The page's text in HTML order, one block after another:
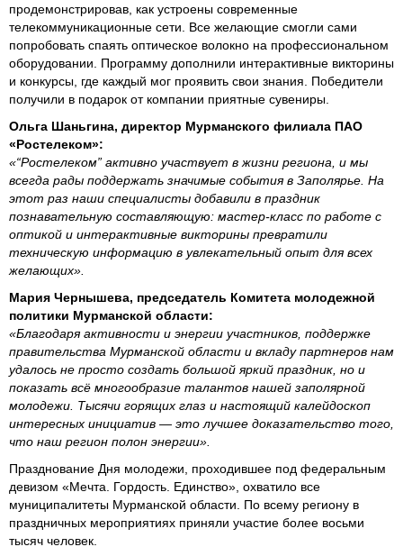
продемонстрировав, как устроены современные
телекоммуникационные сети. Все желающие смогли сами
попробовать спаять оптическое волокно на профессиональном
оборудовании. Программу дополнили интерактивные викторины
и конкурсы, где каждый мог проявить свои знания. Победители
получили в подарок от компании приятные сувениры.
Ольга Шаньгина, директор Мурманского филиала ПАО
«Ростелеком»:
«“Ростелеком” активно участвует в жизни региона, и мы
всегда рады поддержать значимые события в Заполярье. На
этот раз наши специалисты добавили в праздник
познавательную составляющую: мастер-класс по работе с
оптикой и интерактивные викторины превратили
техническую информацию в увлекательный опыт для всех
желающих».
Мария Чернышева, председатель Комитета молодежной
политики Мурманской области:
«Благодаря активности и энергии участников, поддержке
правительства Мурманской области и вкладу партнеров нам
удалось не просто создать большой яркий праздник, но и
показать всё многообразие талантов нашей заполярной
молодежи. Тысячи горящих глаз и настоящий калейдоскоп
интересных инициатив — это лучшее доказательство того,
что наш регион полон энергии».
Празднование Дня молодежи, проходившее под федеральным
девизом «Мечта. Гордость. Единство», охватило все
муниципалитеты Мурманской области. По всему региону в
праздничных мероприятиях приняли участие более восьми
тысяч человек.